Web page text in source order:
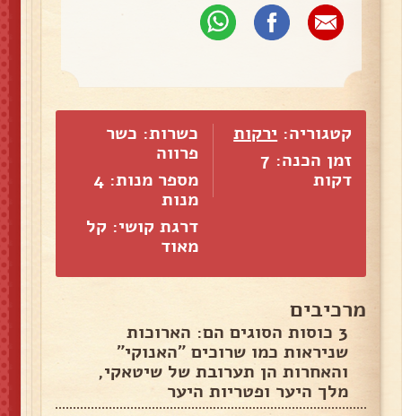
קטגוריה: ירקות
זמן הכנה: 7
דקות
כשרות: כשר
פרווה
מספר מנות: 4
מנות
דרגת קושי: קל
מאוד
מרכיבים
3 כוסות הסוגים הם: הארוכות
שניראות כמו שרוכים ״האנוקי״
והאחרות הן תערובת של שיטאקי,
מלך היער ופטריות היער